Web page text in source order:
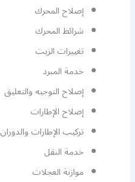
إصلاح المحرك
شرائط المحرك
تغييرات الزيت
خدمة المبرد
إصلاح التوجيه والتعليق
إصلاح الإطارات
تركيب الإطارات والدوران
خدمة النقل
موازنة العجلات